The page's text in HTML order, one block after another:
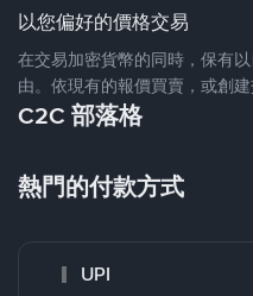
以您偏好的價格交易
在交易加密貨幣的同時，保有
由。依現有的報價買賣，或創
C2C 部落格
熱門的付款方式
UPI